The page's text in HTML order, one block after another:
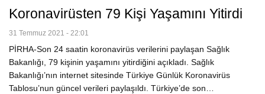
Koronavirüsten 79 Kişi Yaşamını Yitirdi
31 Temmuz 2021 - 22:01
PİRHA-Son 24 saatin koronavirüs verilerini paylaşan Sağlık
Bakanlığı, 79 kişinin yaşamını yitirdiğini açıkladı. Sağlık
Bakanlığı’nın internet sitesinde Türkiye Günlük Koronavirüs
Tablosu’nun güncel verileri paylaşıldı. Türkiye’de son…